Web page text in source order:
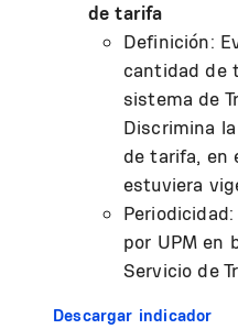
de tarifa
Definición:
cantidad de
sistema de
Discrimina
de tarifa, en
estuviera
por UPM en
Servicio de
Descargar indicador